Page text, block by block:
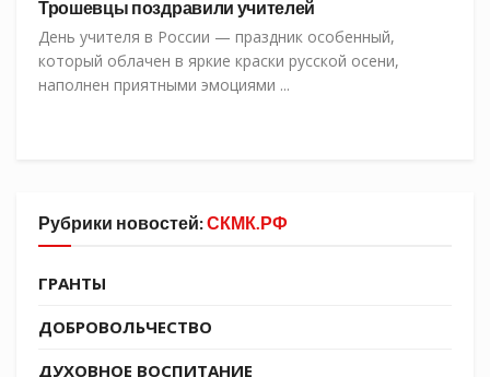
Трошевцы поздравили учителей
День учителя в России — праздник особенный,
который облачен в яркие краски русской осени,
наполнен приятными эмоциями ...
Рубрики новостей:СКМК.РФ
ГРАНТЫ
ДОБРОВОЛЬЧЕСТВО
ДУХОВНОЕ ВОСПИТАНИЕ